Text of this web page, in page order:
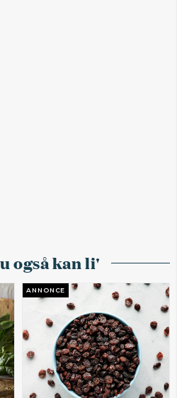
også kan li'
ANNONCE